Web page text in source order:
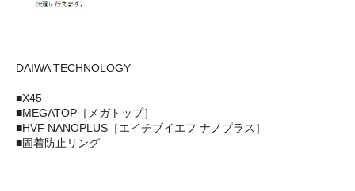
DAIWA TECHNOLOGY
■X45
■MEGATOP［メガトップ］
■HVF NANOPLUS［エイチブイエフ ナノプラス］
■固着防止リング